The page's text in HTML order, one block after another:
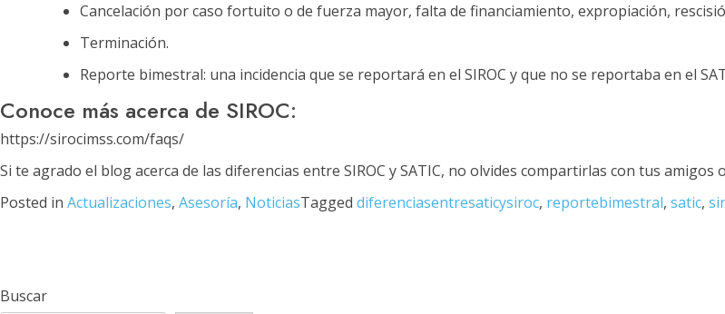
Cancelación por caso fortuito o de fuerza mayor, falta de financiamiento, expropiación,
Terminación.
Reporte bimestral: una incidencia que se reportará en el SIROC y que no se reportaba en el
Conoce más acerca de SIROC:
https://sirocimss.com/faqs/
Si te agrado el blog acerca de las diferencias entre SIROC y SATIC, no olvides compartirlas con tus amigos
Posted in Actualizaciones, Asesoría, NoticiasTagged diferenciasentresaticysiroc, reportebimestral, satic,
Buscar